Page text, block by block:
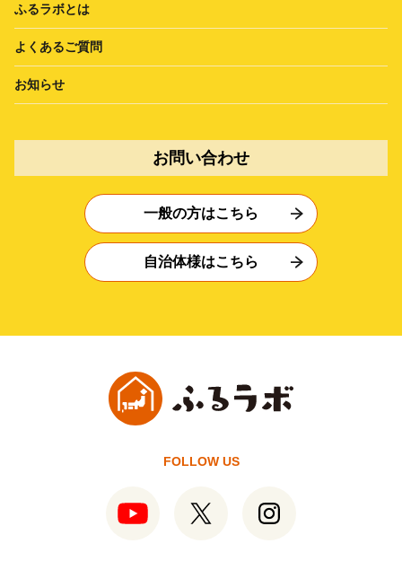
ふるラボとは
よくあるご質問
お知らせ
お問い合わせ
一般の方はこちら
自治体様はこちら
FOLLOW US